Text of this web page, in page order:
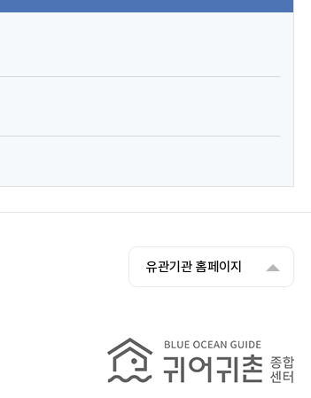
유관기관 홈페이지